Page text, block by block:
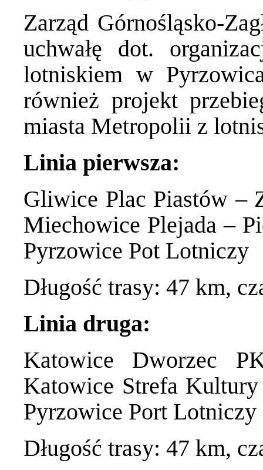
Zarząd Górnośląsko-
uchwałę dot.
lotniskiem w
również projekt
miasta Metropolii z
Linia pierwsza:
Gliwice Plac Piastów –
Miechowice Plejada –
Pyrzowice Pot Lotniczy
Długość trasy: 47 km,
Linia druga:
Katowice Dworzec
Katowice Strefa
Pyrzowice Port Lotniczy
Długość trasy: 47 km,